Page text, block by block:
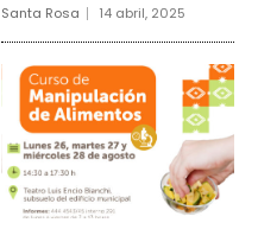
Santa Rosa 14 abril, 2025